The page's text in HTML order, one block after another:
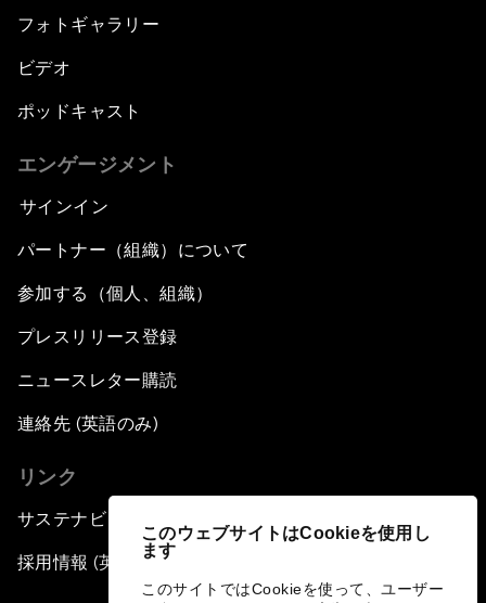
このウェブサイトはCookieを使用し
ます
このサイトではCookieを使って、ユーザー
フォトギャラリー
ビデオ
ポッドキャスト
エンゲージメント
サインイン
パートナー（組織）について
参加する（個人、組織）
プレスリリース登録
ニュースレター購読
連絡先 (英語のみ)
リンク
サステナビリティへの取り組み
採用情報 (英語のみ)